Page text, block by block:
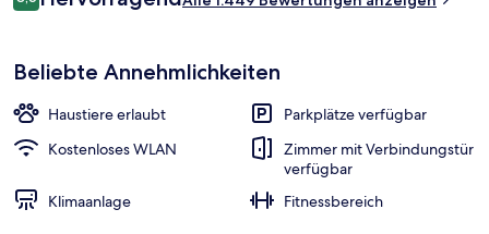
8,6 von 10.
Beliebte Annehmlichkeiten
Haustiere erlaubt
Parkplätze verfügbar
Kostenloses WLAN
Zimmer mit Verbindungstür
verfügbar
Klimaanlage
Fitnessbereich